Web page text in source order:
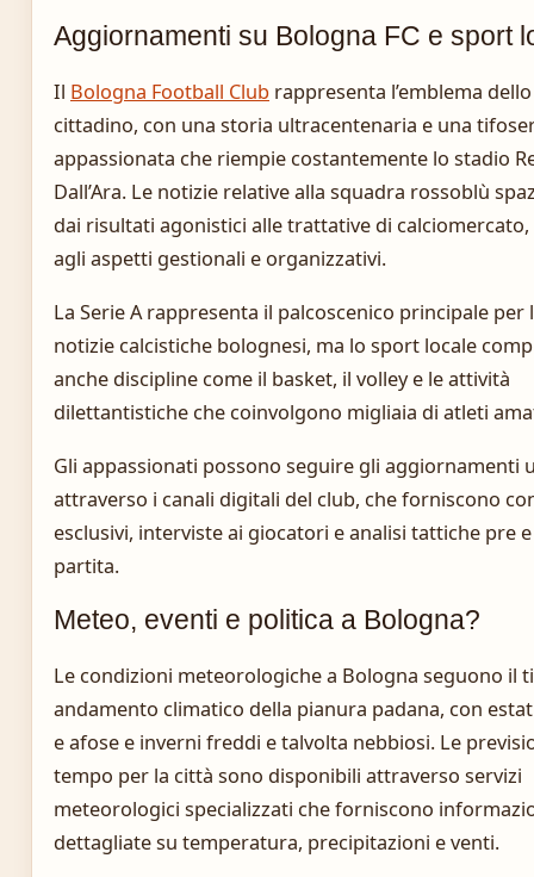
Aggiornamenti su Bologna FC e sport
Il Bologna Football Club rappresenta l’emblema
cittadino, con una storia ultracentenaria e una
appassionata che riempie costantemente lo stadio
Dall’Ara. Le notizie relative alla squadra rossoblù
dai risultati agonistici alle trattative di
agli aspetti gestionali e organizzativi.
La Serie A rappresenta il palcoscenico principale per
notizie calcistiche bolognesi, ma lo sport locale
anche discipline come il basket, il volley e le attività
dilettantistiche che coinvolgono migliaia di atleti
Gli appassionati possono seguire gli aggiornamenti
attraverso i canali digitali del club, che forniscono
esclusivi, interviste ai giocatori e analisi tattiche pre
partita.
Meteo, eventi e politica a Bologna?
Le condizioni meteorologiche a Bologna seguono il
andamento climatico della pianura padana, con
e afose e inverni freddi e talvolta nebbiosi. Le
tempo per la città sono disponibili attraverso servizi
meteorologici specializzati che forniscono
dettagliate su temperatura, precipitazioni e venti.